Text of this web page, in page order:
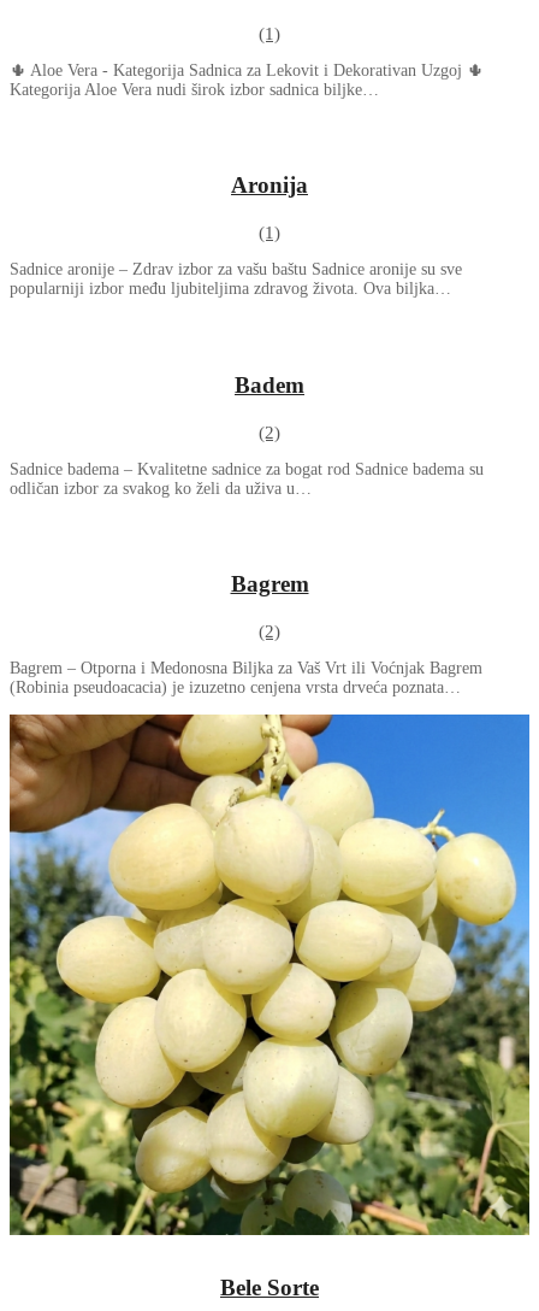
(1)
🌵 Aloe Vera - Kategorija Sadnica za Lekovit i Dekorativan Uzgoj 🌵
Kategorija Aloe Vera nudi širok izbor sadnica biljke…
Aronija
(1)
Sadnice aronije – Zdrav izbor za vašu baštu Sadnice aronije su sve
popularniji izbor među ljubiteljima zdravog života. Ova biljka…
Badem
(2)
Sadnice badema – Kvalitetne sadnice za bogat rod Sadnice badema su
odličan izbor za svakog ko želi da uživa u…
Bagrem
(2)
Bagrem – Otporna i Medonosna Biljka za Vaš Vrt ili Voćnjak Bagrem
(Robinia pseudoacacia) je izuzetno cenjena vrsta drveća poznata…
Bele Sorte